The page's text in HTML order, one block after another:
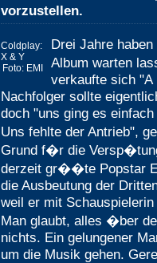
vorzustellen.
Coldplay:
X & Y
Foto: EMI
Drei Jahre
Album warten
verkaufte sich "A
Nachfolger sollte
doch "uns ging es
Uns fehlte der Antrieb",
Grund f�r die
derzeit gr��te Popstar
die Ausbeutung der
weil er mit
Man glaubt, alles �ber
nichts. Ein gelungener
um die Musik gehen.